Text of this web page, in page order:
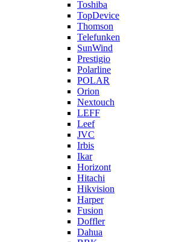
Toshiba
TopDevice
Thomson
Telefunken
SunWind
Prestigio
Polarline
POLAR
Orion
Nextouch
LEFF
Leef
JVC
Irbis
Ikar
Horizont
Hitachi
Hikvision
Harper
Fusion
Doffler
Dahua